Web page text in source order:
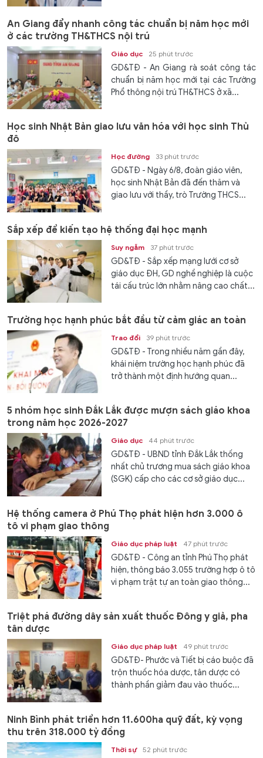
An Giang đẩy nhanh công tác chuẩn bị năm học mới
ở các trường TH&THCS nội trú
Giáo dục 25 phút trước
GD&TĐ - An Giang rà soát công tác
chuẩn bị năm học mới tại các Trường
Phổ thông nội trú TH&THCS ở xã...
Học sinh Nhật Bản giao lưu văn hóa với học sinh Thủ
đô
Học đường 33 phút trước
GD&TĐ - Ngày 6/8, đoàn giáo viên,
học sinh Nhật Bản đã đến thăm và
giao lưu với thầy, trò Trường THCS...
Sắp xếp để kiến tạo hệ thống đại học mạnh
Suy ngẫm 37 phút trước
GD&TĐ - Sắp xếp mạng lưới cơ sở
giáo dục ĐH, GD nghề nghiệp là cuộc
tái cấu trúc lớn nhằm nâng cao chất...
Trường học hạnh phúc bắt đầu từ cảm giác an toàn
Trao đổi 39 phút trước
GD&TĐ - Trong nhiều năm gần đây,
khái niệm trường học hạnh phúc đã
trở thành một định hướng quan...
5 nhóm học sinh Đắk Lắk được mượn sách giáo khoa
trong năm học 2026-2027
Giáo dục 44 phút trước
GD&TĐ - UBND tỉnh Đắk Lắk thống
nhất chủ trương mua sách giáo khoa
(SGK) cấp cho các cơ sở giáo dục...
Hệ thống camera ở Phú Thọ phát hiện hơn 3.000 ô
tô vi phạm giao thông
Giáo dục pháp luật 47 phút trước
GD&TĐ - Công an tỉnh Phú Thọ phát
hiện, thông báo 3.055 trường hợp ô tô
vi phạm trật tự an toàn giao thông...
Triệt phá đường dây sản xuất thuốc Đông y giả, pha
tân dược
Giáo dục pháp luật 49 phút trước
GD&TĐ- Phước và Tiết bị cáo buộc đã
trộn thuốc hóa dược, tân dược có
thành phần giảm đau vào thuốc...
Ninh Bình phát triển hơn 11.600ha quỹ đất, kỳ vọng
thu trên 318.000 tỷ đồng
Thời sự 52 phút trước